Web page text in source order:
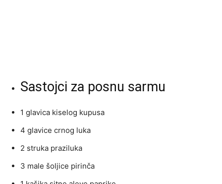
Sastojci za posnu sarmu
1 glavica kiselog kupusa
4 glavice crnog luka
2 struka praziluka
3 male šoljice pirinča